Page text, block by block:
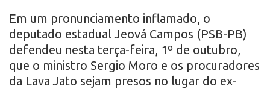
o
Em um pronunciamento inflamado, o
deputado estadual Jeová Campos (PSB-PB)
defendeu nesta terça-feira, 1º de outubro,
que o ministro Sergio Moro e os procuradores
da Lava Jato sejam presos no lugar do ex-